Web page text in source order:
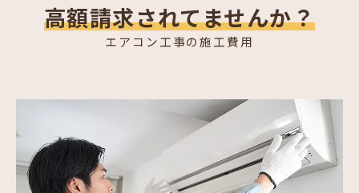
エアコン工事の施工費用
高額請求されてませんか？